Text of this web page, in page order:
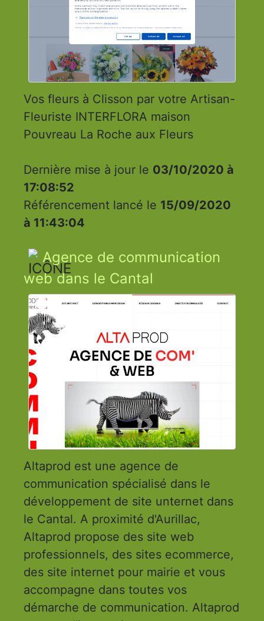
Vos fleurs à Clisson par votre Artisan-
Fleuriste INTERFLORA maison
Pouvreau La Roche aux Fleurs
Dernière mise à jour le 03/10/2020 à
17:08:52
Référencement lancé le 15/09/2020
à 11:43:04
Agence de communication
web dans le Cantal
Altaprod est une agence de
communication spécialisé dans le
développement de site unternet dans
le Cantal. A proximité d'Aurillac,
Altaprod propose des site web
professionnels, des sites ecommerce,
des site internet pour mairie et vous
accompagne dans toutes vos
démarche de communication. Altaprod